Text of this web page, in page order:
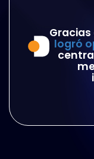
Gracias
logró